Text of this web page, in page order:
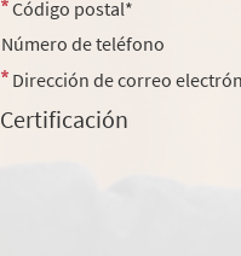
Código postal*
Número de teléfono
Dirección de correo
Certificación